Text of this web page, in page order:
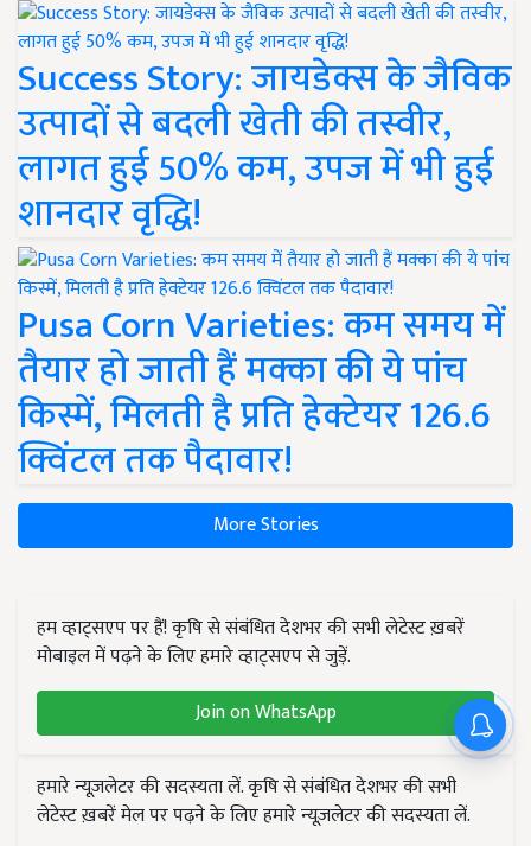
Success Story: जायडेक्स के जैविक
उत्पादों से बदली खेती की तस्वीर,
लागत हुई 50% कम, उपज में भी हुई
शानदार वृद्धि!
Pusa Corn Varieties: कम समय में
तैयार हो जाती हैं मक्का की ये पांच
किस्में, मिलती है प्रति हेक्टेयर 126.6
क्विंटल तक पैदावार!
More Stories
हम व्हाट्सएप पर हैं! कृषि से संबंधित देशभर की सभी लेटेस्ट ख़बरें
मोबाइल में पढ़ने के लिए हमारे व्हाट्सएप से जुड़ें.
Join on WhatsApp
हमारे न्यूज़लेटर की सदस्यता लें. कृषि से संबंधित देशभर की सभी
लेटेस्ट ख़बरें मेल पर पढ़ने के लिए हमारे न्यूज़लेटर की सदस्यता लें.